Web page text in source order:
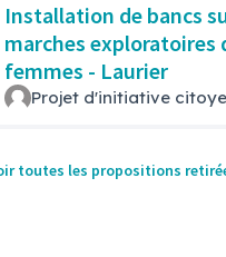
Installation de bancs
marches exploratoires
femmes - Laurier
Projet d'initiative
toutes les propositions